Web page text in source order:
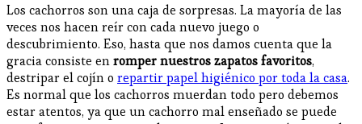
Los cachorros son una caja de sorpresas. La mayoría de las
veces nos hacen reír con cada nuevo juego o
descubrimiento. Eso, hasta que nos damos cuenta que la
gracia consiste enromper nuestros zapatos favoritos,
destripar el cojín o repartir papel higiénico por toda la casa.
Es normal que los cachorros muerdan todo pero debemos
estar atentos, ya que un cachorro mal enseñado se puede